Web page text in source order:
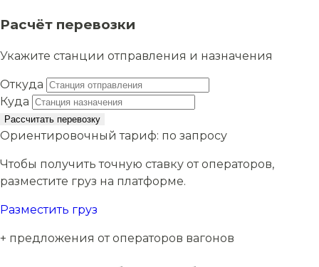
Расчёт перевозки
Укажите станции отправления и назначения
Откуда
Куда
Рассчитать перевозку
Ориентировочный тариф: по запросу
Чтобы получить точную ставку от операторов,
разместите груз на платформе.
Разместить груз
+ предложения от операторов вагонов